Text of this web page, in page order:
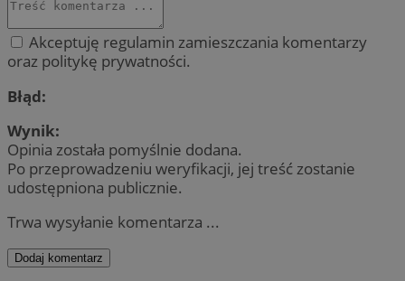
Akceptuję regulamin zamieszczania komentarzy
oraz politykę prywatności.
Błąd:
Wynik:
Opinia została pomyślnie dodana.
Po przeprowadzeniu weryfikacji, jej treść zostanie
udostępniona publicznie.
Trwa wysyłanie komentarza ...
Dodaj komentarz